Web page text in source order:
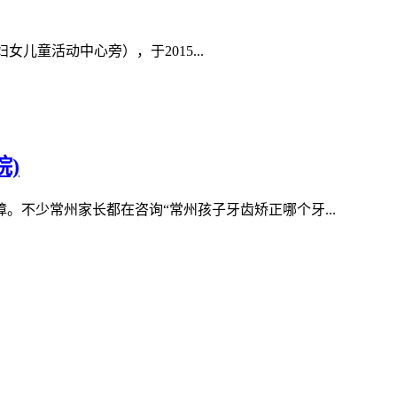
儿童活动中心旁），于2015...
)
不少常州家长都在咨询“常州孩子牙齿矫正哪个牙...